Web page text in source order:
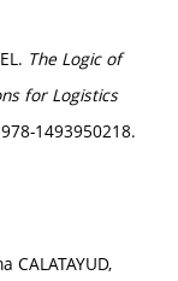
The Logic of
for Logistics
1493950218.
CALATAYUD,